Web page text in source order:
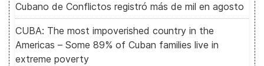
Cubano de Conflictos registró más de mil en agosto
CUBA: The most impoverished country in the
Americas – Some 89% of Cuban families live in
extreme poverty